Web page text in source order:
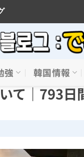
強 韓国情報
て｜793日